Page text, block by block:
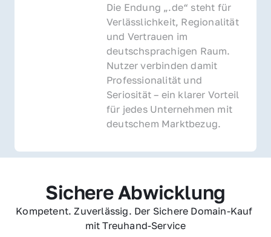
Die Endung „.de“ steht für
Verlässlichkeit, Regionalität
und Vertrauen im
deutschsprachigen Raum.
Nutzer verbinden damit
Professionalität und
Seriosität – ein klarer Vorteil
für jedes Unternehmen mit
deutschem Marktbezug.
Sichere Abwicklung
Kompetent. Zuverlässig. Der Sichere Domain-Kauf
mit Treuhand-Service